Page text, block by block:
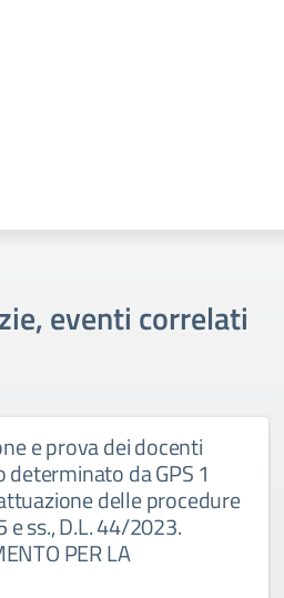
eventi correlati
e prova dei docenti
da GPS 1
delle procedure
e ss., D.L. 44/2023.
PER LA